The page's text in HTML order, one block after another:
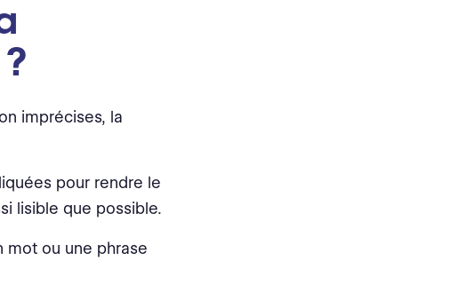
imprécises, la
pour rendre le
lisible que possible.
mot ou une phrase